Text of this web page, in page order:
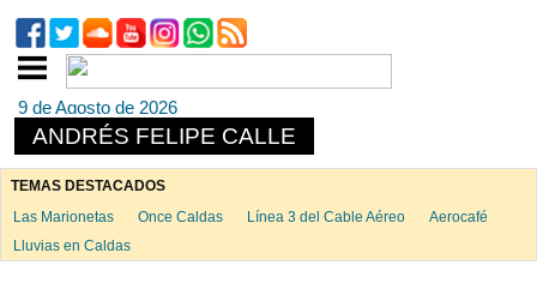
9 de Agosto de 2026
ANDRÉS FELIPE CALLE
TEMAS DESTACADOS
Las Marionetas
Once Caldas Línea 3 del Cable Aéreo
Aerocafé
Lluvias en Caldas